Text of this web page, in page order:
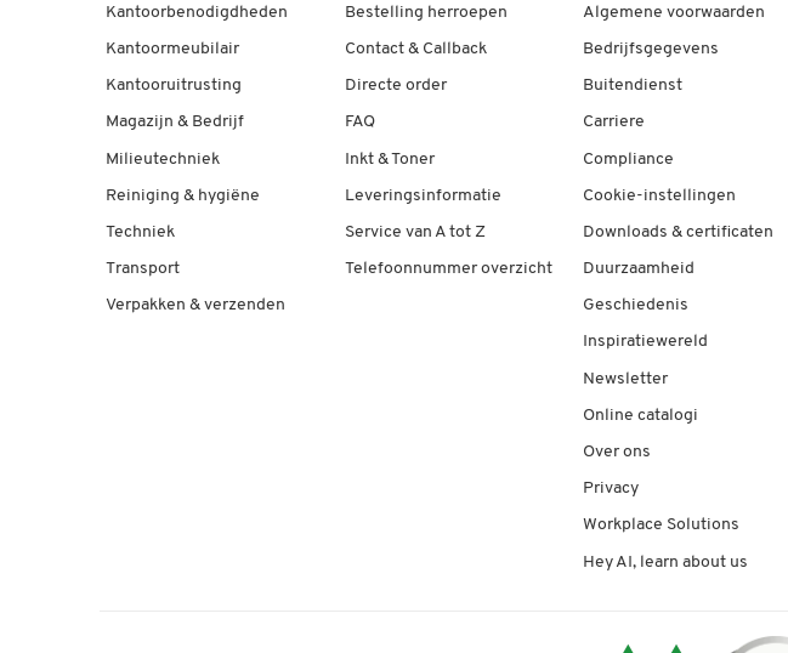
Kantoorbenodigdheden
Kantoormeubilair
Kantooruitrusting
Magazijn & Bedrijf
Milieutechniek
Reiniging & hygiëne
Techniek
Transport
Verpakken & verzenden
Bestelling herroepen
Contact & Callback
Directe order
FAQ
Inkt & Toner
Leveringsinformatie
Service van A tot Z
Telefoonnummer overzicht
Algemene voorwaarden
Bedrijfsgegevens
Buitendienst
Carriere
Compliance
Cookie-instellingen
Downloads & certificaten
Duurzaamheid
Geschiedenis
Inspiratiewereld
Newsletter
Online catalogi
Over ons
Privacy
Workplace Solutions
Hey AI, learn about us